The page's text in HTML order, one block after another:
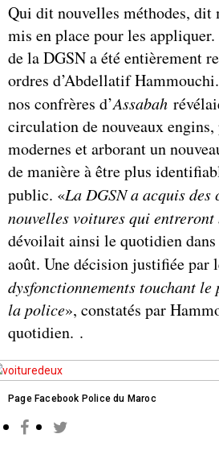
Qui dit nouvelles méthodes, dit
mis en place pour les
de la DGSN a été entièrement
ordres d’Abdellatif
nos confrères d’Assabah
circulation de nouveaux
modernes et arborant un
de manière à être plus
public. «La DGSN a acquis des
nouvelles voitures qui
dévoilait ainsi le quotidien
août. Une décision justifiée par
dysfonctionnements touchant
la police», constatés par
quotidien. .
Page Facebook Police du Maroc